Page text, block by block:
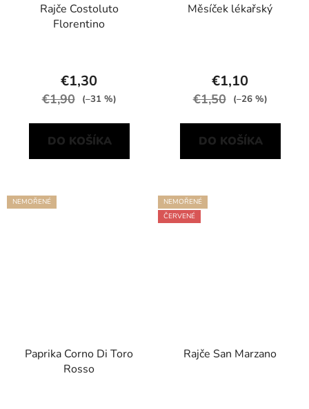
Rajče Costoluto
Florentino
€1,30
€1,90 (–31 %)
DO KOŠÍKA
Měsíček lékařský
€1,10
€1,50 (–26 %)
DO KOŠÍKA
NEMOŘENÉ
Paprika Corno Di Toro
Rosso
NEMOŘENÉ
ČERVENÉ
Rajče San Marzano